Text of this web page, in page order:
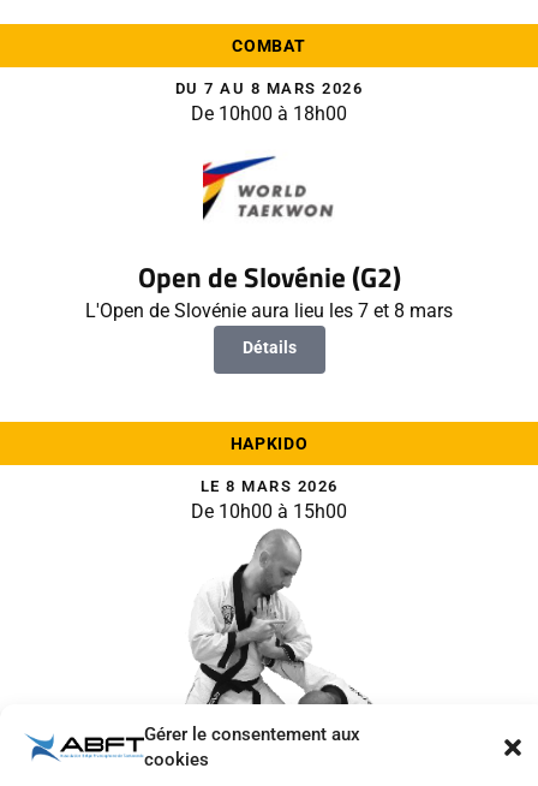
Gérer le consentement aux
cookies
COMBAT
DU 7 AU 8 MARS 2026
De 10h00 à 18h00
Open de Slovénie (G2)
L'Open de Slovénie aura lieu les 7 et 8 mars
Détails
HAPKIDO
LE 8 MARS 2026
De 10h00 à 15h00